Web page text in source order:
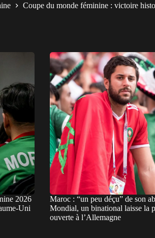
Coupe du monde féminine : victoire
2026
Uni
Maroc : “un peu déçu” de son
Mondial, un binational laisse la
ouverte à l’Allemagne